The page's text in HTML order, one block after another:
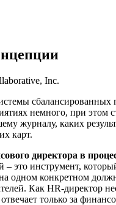
Inc.
немного, при этом
журналу, каких
карт.
директора в
это инструмент,
одном конкретном
Как HR-директор
только за